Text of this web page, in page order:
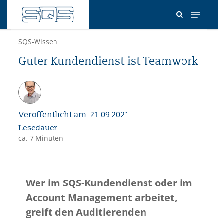
Inhalt
SQS-Wissen
Guter Kundendienst ist Teamwork
Veröffentlicht am: 21.09.2021
Lesedauer
ca. 7 Minuten
Wer im SQS-Kundendienst oder im
Account Management arbeitet,
greift den Auditierenden